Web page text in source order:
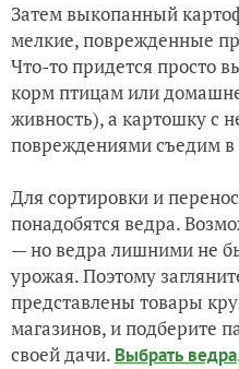
Затем выкопанный
мелкие, поврежденные
Что-то придется просто
корм птицам или
живность), а картошку с
повреждениями съедим
Для сортировки и
понадобятся ведра.
— но ведра лишними не
урожая. Поэтому
представлены товары
магазинов, и подберите
своей дачи. Выбрать ведра